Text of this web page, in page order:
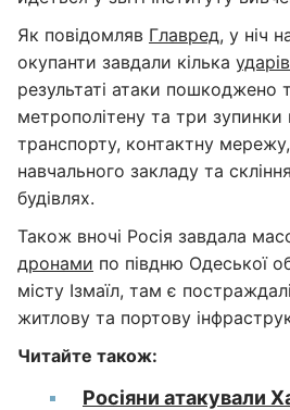
Як повідомляв Главред, у ніч
окупанти завдали кілька
результаті атаки пошкоджено
метрополітену та три зупинки
транспорту, контактну
навчального закладу та
будівлях.
Також вночі Росія завдала
дронами по півдню Одеської
місту Ізмаїл, там є
житлову та портову
Читайте також:
Росіяни атакували